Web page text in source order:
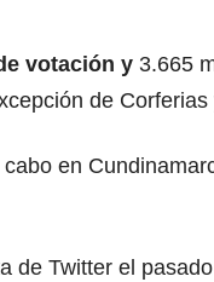
votación y 3.665
de Corferias
en
de Twitter el